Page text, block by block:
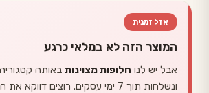
אזל זמנית
המוצר הזה לא במלאי כרגע
אבל יש לנו חלופות מצוינות באותה
ונשלחות תוך 7 ימי עסקים. רוצים